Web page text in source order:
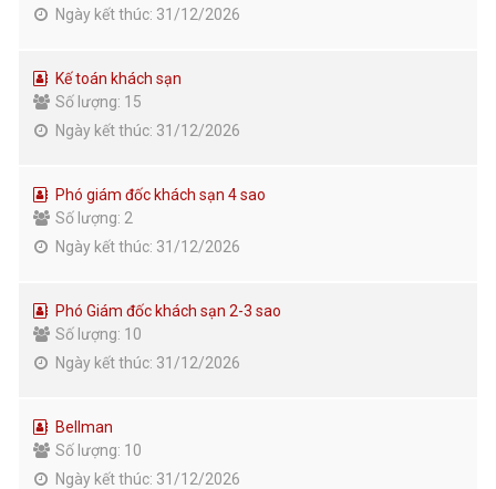
Ngày kết thúc: 31/12/2026
Kế toán khách sạn
Số lượng: 15
Ngày kết thúc: 31/12/2026
Phó giám đốc khách sạn 4 sao
Số lượng: 2
Ngày kết thúc: 31/12/2026
Phó Giám đốc khách sạn 2-3 sao
Số lượng: 10
Ngày kết thúc: 31/12/2026
Bellman
Số lượng: 10
Ngày kết thúc: 31/12/2026